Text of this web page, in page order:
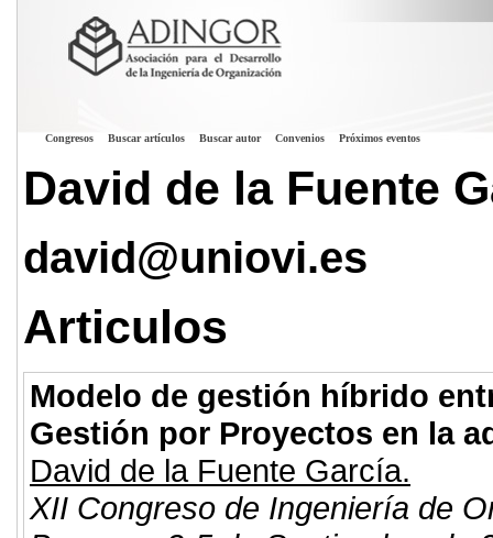
Congresos Buscar artículos Buscar autor Convenios Próximos eventos
David de la Fuente
david@uniovi.es
Articulos
Modelo de gestión híbrido
Gestión por Proyectos en la
David de la Fuente García.
XII Congreso de Ingeniería de